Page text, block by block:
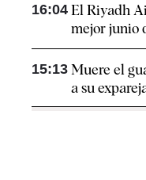
16:04 El Riyadh
mejor junio
15:13 Muere el
a su